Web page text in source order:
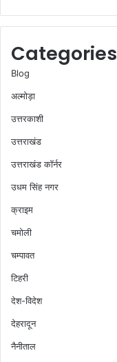
Categories
Blog
अल्मोड़ा
उत्तरकाशी
उत्तराखंड
उत्तराखंड कॉर्नर
उधम सिंह नगर
क्राइम
चमोली
चम्पावत
टिहरी
देश-विदेश
देहरादून
नैनीताल